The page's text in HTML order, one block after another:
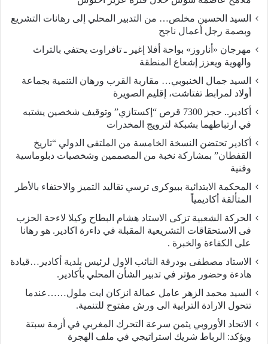
السيد الحسين مخلص… من التدبير المحلي إلى رهانات التشريع
وبصمة رجل أعمال ناجح
مهرجان «أناروز» بواحة أفلا إغير ـ تافراوت يحتفي بالتراث
والهوية ويعزز إشعاع المنطقة
السيد جمال الخنبوبي… مقاربة القرب ورهان التنمية بجماعة
أولاد لمرابط تفتاشت، إقليم الصويرة
أكادير.. حجز 7300 قرص “إكستازي” وتوقيف شخصين يشتبه
في ارتباطهما بشبكة لترويج المخدرات
أكادير تحتضن النسخة الخامسة من الملتقى الدولي “تاريخ
القفطان” بمشاركة نخبة من المصممين وشخصيات دبلوماسية
وفنية
المحكمة الابتدائية ببيوكرى ترسي تقاليد التميز والاحتفاء بالأطر
المتألقة أكاديمياً
الحركة الشعبية تزكى الاستاد هشام البطاح وكيلا لاءحة الحزب
فى الاستحقاقات التشريعية المقبلة في داءرة اكادير. هو رهانا
على الكفاءة والخبرة .
الاستاد مصطفى بودرقة النائب الاول لرئيس بلدية أكادير…قيادة
هادءة وحضور مؤتر في تدبير الشأن المحلي بأكادير.
السيد محمد الزهر عامل عمالة انزكان ايت ملول……عندما
تتحول الارادة الترابية الى ورش مفتوح للتنمية.
الاتحاد الأوروبي يثمن سرعة التحرك المغربي في أزمة سبتة
ويؤكد: الرباط شريك استراتيجي في ملف الهجرة